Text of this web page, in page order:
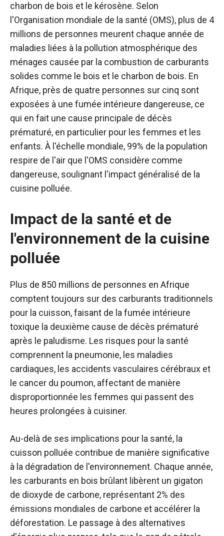
charbon de bois et le kérosène. Selon
l'Organisation mondiale de la santé (OMS), plus de 4
millions de personnes meurent chaque année de
maladies liées à la pollution atmosphérique des
ménages causée par la combustion de carburants
solides comme le bois et le charbon de bois. En
Afrique, près de quatre personnes sur cinq sont
exposées à une fumée intérieure dangereuse, ce
qui en fait une cause principale de décès
prématuré, en particulier pour les femmes et les
enfants. À l'échelle mondiale, 99% de la population
respire de l'air que l'OMS considère comme
dangereuse, soulignant l'impact généralisé de la
cuisine polluée.
Impact de la santé et de
l'environnement de la cuisine
polluée
Plus de 850 millions de personnes en Afrique
comptent toujours sur des carburants traditionnels
pour la cuisson, faisant de la fumée intérieure
toxique la deuxième cause de décès prématuré
après le paludisme. Les risques pour la santé
comprennent la pneumonie, les maladies
cardiaques, les accidents vasculaires cérébraux et
le cancer du poumon, affectant de manière
disproportionnée les femmes qui passent des
heures prolongées à cuisiner.
Au-delà de ses implications pour la santé, la
cuisson polluée contribue de manière significative
à la dégradation de l'environnement. Chaque année,
les carburants en bois brûlant libèrent un gigaton
de dioxyde de carbone, représentant 2% des
émissions mondiales de carbone et accélérer la
déforestation. Le passage à des alternatives